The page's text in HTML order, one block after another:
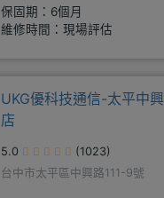
保固期：6個月
維修時間：現場評估
UKG優科技通信-太平中興
店
5.0
(1023)
台中市太平區中興路111-9號